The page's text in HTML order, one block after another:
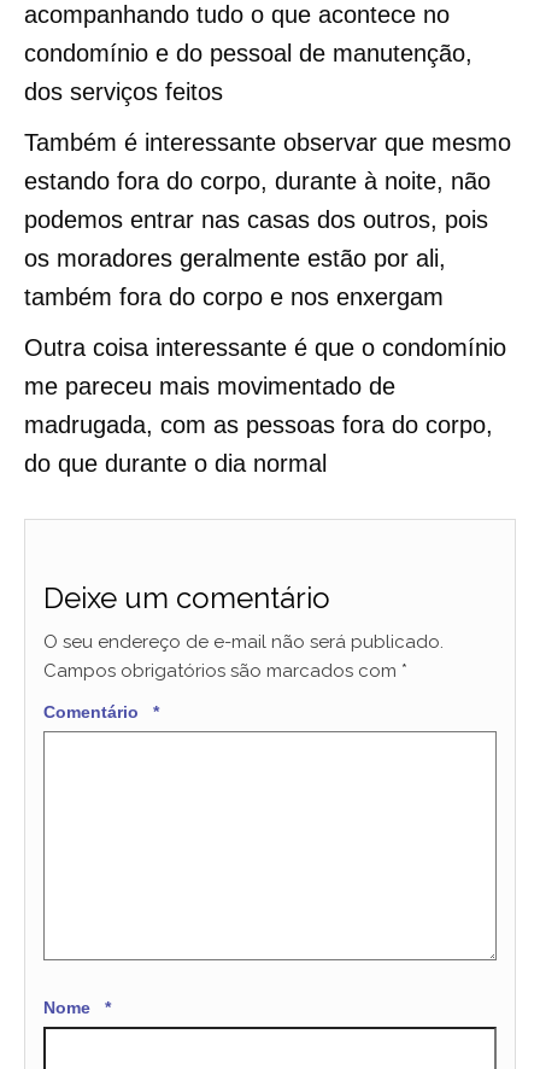
acompanhando tudo o que acontece no
condomínio e do pessoal de manutenção,
dos serviços feitos
Também é interessante observar que mesmo
estando fora do corpo, durante à noite, não
podemos entrar nas casas dos outros, pois
os moradores geralmente estão por ali,
também fora do corpo e nos enxergam
Outra coisa interessante é que o condomínio
me pareceu mais movimentado de
madrugada, com as pessoas fora do corpo,
do que durante o dia normal
Deixe um comentário
O seu endereço de e-mail não será publicado.
Campos obrigatórios são marcados com *
Comentário*
Nome*